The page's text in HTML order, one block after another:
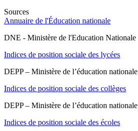
Sources
Annuaire de l'Éducation nationale
DNE - Ministère de l'Education Nationale
Indices de position sociale des lycées
DEPP – Ministère de l’éducation nationale
Indices de position sociale des collèges
DEPP – Ministère de l’éducation nationale
Indices de position sociale des écoles